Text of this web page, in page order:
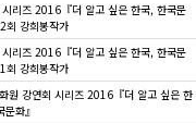
시리즈 2016『더 알고 싶은 한국, 한국문
회 강희봉작가
시리즈 2016『더 알고 싶은 한국, 한국문
회 강희봉작가
원 강연회 시리즈 2016『더 알고 싶은 한
화』